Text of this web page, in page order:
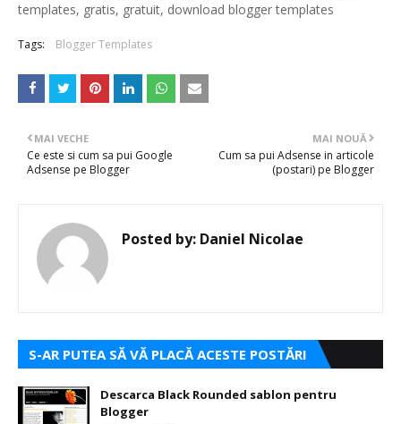
templates, gratis, gratuit, download blogger templates
Tags: Blogger Templates
MAI NOUĂ
Cum sa pui Adsense in articole
(postari) pe Blogger
MAI VECHE
Ce este si cum sa pui Google
Adsense pe Blogger
Posted by: Daniel Nicolae
S-AR PUTEA SĂ VĂ PLACĂ ACESTE POSTĂRI
Descarca Black Rounded sablon pentru
Blogger